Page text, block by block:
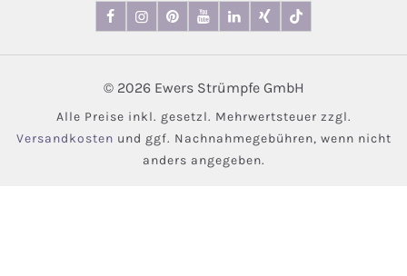
© 2026 Ewers Strümpfe GmbH
Alle Preise inkl. gesetzl. Mehrwertsteuer zzgl.
Versandkosten und ggf. Nachnahmegebühren, wenn nicht
anders angegeben.